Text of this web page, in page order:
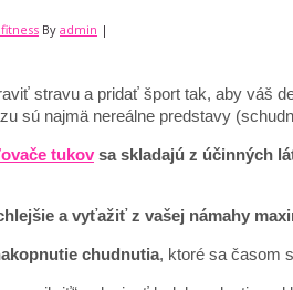
By admin |
stravu a pridať šport tak, aby
sú najmä nereálne predstavy
tukov sa skladajú z účinných
a vyťažiť z vašej námahy
chudnutia, ktoré sa časom